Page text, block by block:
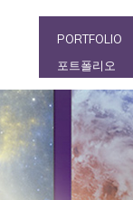
PORTFOLIO
포트폴리오